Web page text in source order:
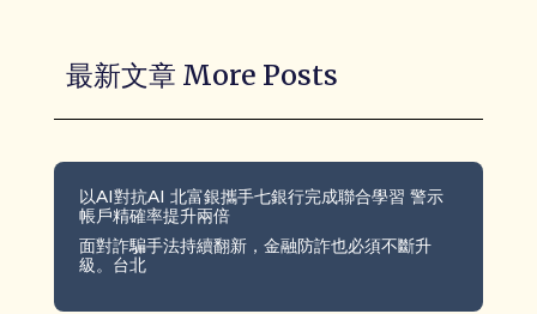
最新文章 More Posts
以AI對抗AI 北富銀攜手七銀行完成聯合學習 警示
帳戶精確率提升兩倍
面對詐騙手法持續翻新，金融防詐也必須不斷升
級。台北